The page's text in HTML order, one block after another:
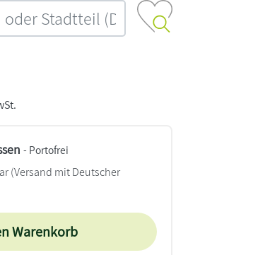
- Portofrei
(Versand mit Deutscher
Warenkorb